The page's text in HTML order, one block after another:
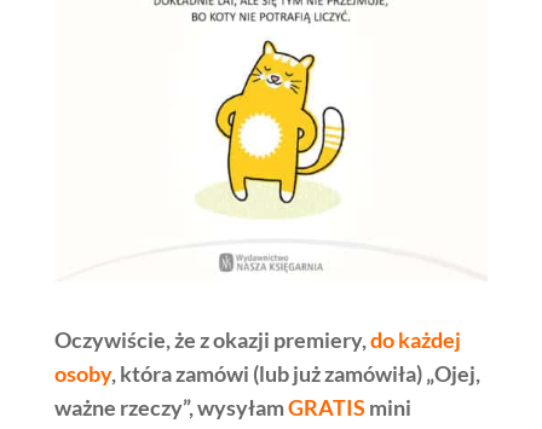
Oczywiście, że z okazji premiery,do każdej
osoby, która zamówi (lub już zamówiła) „Ojej,
ważne rzeczy”, wysyłamGRATIS mini